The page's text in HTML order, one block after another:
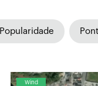
Popularidade
Wind